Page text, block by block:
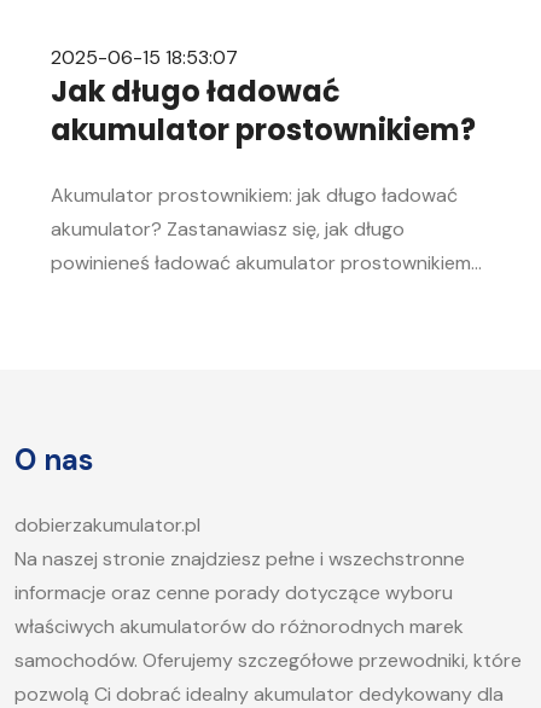
2025-06-15 18:53:07
Jak długo ładować
akumulator prostownikiem?
Akumulator prostownikiem: jak długo ładować
akumulator? Zastanawiasz się, jak długo
powinieneś ładować akumulator prostownikiem?
jak długo ładować akumulator samochodowy i
O nas
dobierzakumulator.pl
Na naszej stronie znajdziesz pełne i wszechstronne
informacje oraz cenne porady dotyczące wyboru
właściwych akumulatorów do różnorodnych marek
samochodów. Oferujemy szczegółowe przewodniki, które
pozwolą Ci dobrać idealny akumulator dedykowany dla